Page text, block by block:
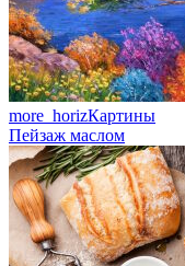
more_horizКартины
Пейзаж маслом